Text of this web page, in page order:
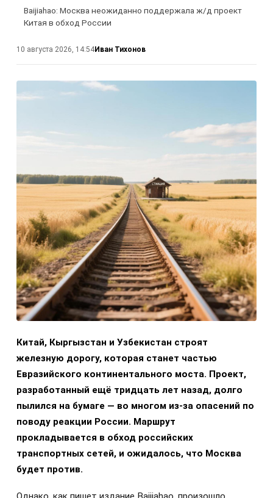
Baijiahao: Москва неожиданно поддержала ж/д проект
Китая в обход России
10 августа 2026, 14:54Иван Тихонов
Китай, Кыргызстан и Узбекистан строят
железную дорогу, которая станет частью
Евразийского континентального моста. Проект,
разработанный ещё тридцать лет назад, долго
пылился на бумаге — во многом из-за опасений по
поводу реакции России. Маршрут
прокладывается в обход российских
транспортных сетей, и ожидалось, что Москва
будет против.